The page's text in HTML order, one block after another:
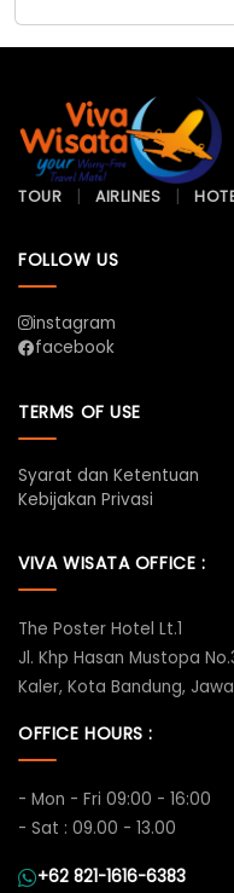
TOUR AIRLINES
FOLLOW US
instagram
facebook
TERMS OF USE
Syarat dan Ketentuan
Kebijakan Privasi
VIVA WISATA OFFICE :
The Poster Hotel Lt.1
Jl. Khp Hasan Mustopa
Kaler, Kota Bandung,
OFFICE HOURS :
- Mon - Fri 09:00 - 16:00
- Sat : 09.00 - 13.00
+62 821-1616-6383